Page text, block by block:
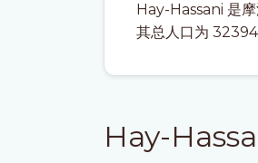
Hay-Hassani 是摩
其总人口为
Hay-